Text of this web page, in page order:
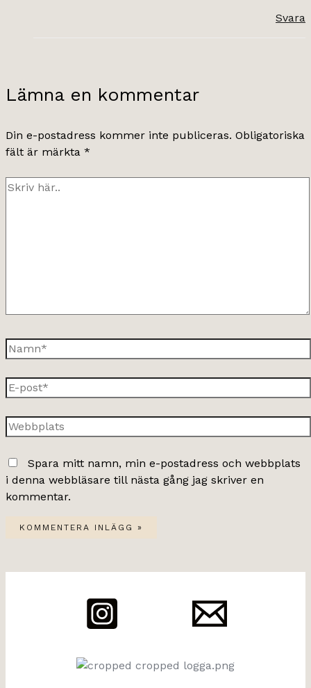
Svara
Lämna en kommentar
Din e-postadress kommer inte publiceras. Obligatoriska
fält är märkta *
Skriv
Namn*
E-
post*
Webbplats
Spara mitt namn, min e-postadress och webbplats
i denna webbläsare till nästa gång jag skriver en
kommentar.